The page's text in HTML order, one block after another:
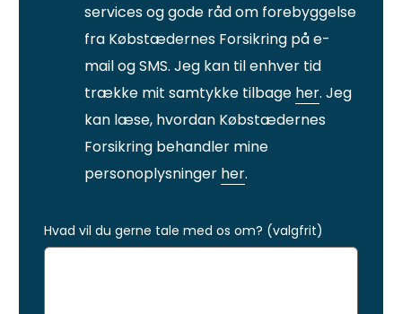
services og gode råd om forebyggelse
fra Købstædernes Forsikring på e-
mail og SMS. Jeg kan til enhver tid
trække mit samtykke tilbage her. Jeg
kan læse, hvordan Købstædernes
Forsikring behandler mine
personoplysninger her.
Hvad vil du gerne tale med os om? (valgfrit)